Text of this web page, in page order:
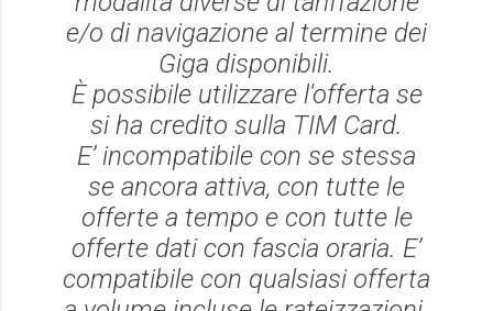
e/o di navigazione al termine dei
Giga disponibili.
È possibile utilizzare l'offerta se
si ha credito sulla TIM Card.
E’ incompatibile con se stessa
se ancora attiva, con tutte le
offerte a tempo e con tutte le
offerte dati con fascia oraria. E’
compatibile con qualsiasi offerta